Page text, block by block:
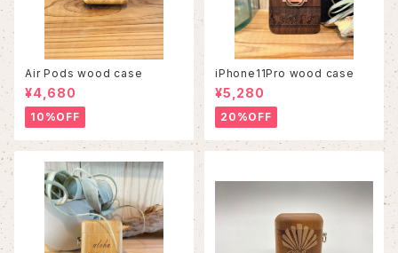
Air Pods wood case
¥4,680
10%OFF
iPhone11Pro wood case
¥5,280
20%OFF